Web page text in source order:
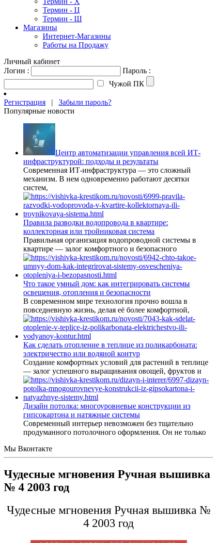
Термин - Ц
Термин - Ш
Магазины
Интернет-Магазины
Работы на Продажу
Личный кабинет
Логин :
Пароль :
Чужой ПК
Регистрация | Забыли пароль?
Популярные новости
Центр автоматизации управления всей ИТ-
инфраструктурой: подходы и результаты
Современная ИТ-инфраструктура — это сложный
механизм. В нем одновременно работают десятки
систем,
Правила разводки водопровода в квартире:
коллекторная или тройниковая система
Правильная организация водопроводной системы в
квартире — залог комфортного и безопасного
Что такое умный дом: как интегрировать системы
освещения, отопления и безопасности
В современном мире технология прочно вошла в
повседневную жизнь, делая её более комфортной,
Как сделать отопление в теплице из поликарбоната:
электричество или водяной контур
Создание комфортных условий для растений в теплице
— залог успешного выращивания овощей, фруктов и
Дизайн потолка: многоуровневые конструкции из
гипсокартона и натяжные системы
Современный интерьер невозможен без тщательно
продуманного потолочного оформления. Он не только
Мы Вконтакте
Чудесные мгновения Ручная вышивка
№ 4 2003 год
Чудесные мгновения Ручная вышивка №
4 2003 год